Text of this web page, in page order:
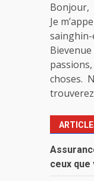
Bonjour,
Je
sainghin-
choses.
ceux que